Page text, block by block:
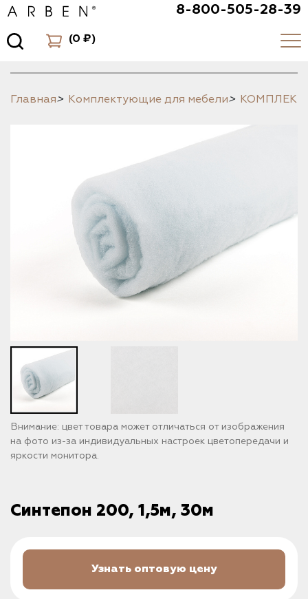
8-800-505-28-39
(0 ₽)
Главная> Комплектующие для мебели>
Внимание: цвет товара может отличаться от изображения
на фото из-за индивидуальных настроек цветопередачи и
яркости монитора.
Синтепон 200, 1,5м, 30м
Узнать оптовую цену